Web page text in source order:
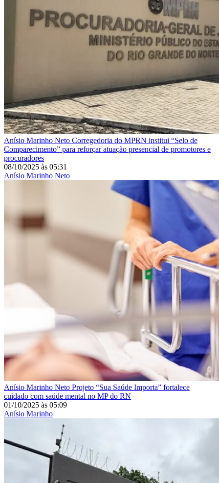
Anísio Marinho Neto Corregedoria do MPRN institui “Selo de
Comparecimento” para reforçar atuação presencial de promotores e
procuradores
08/10/2025 às 05:31
Anísio Marinho Neto
Anísio Marinho Neto Projeto “Sua Saúde Importa” fortalece
cuidado com saúde mental no MP do RN
01/10/2025 às 05:09
Anísio Marinho